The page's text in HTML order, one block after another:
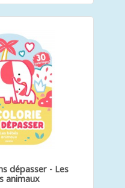
dépasser - Les
animaux